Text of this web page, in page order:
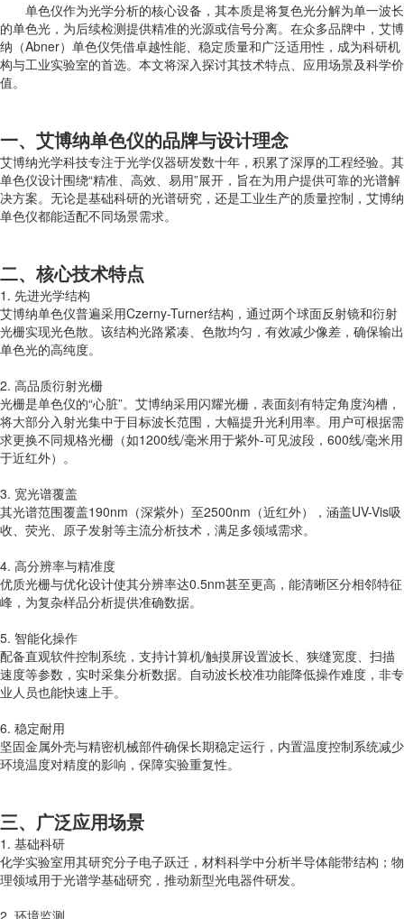
单色仪作为光学分析的核心设备，其本质是将复色光分解为单一波长
的单色光，为后续检测提供精准的光源或信号分离。在众多品牌中，艾博
纳（Abner）单色仪凭借卓越性能、稳定质量和广泛适用性，成为科研机
构与工业实验室的首选。本文将深入探讨其技术特点、应用场景及科学价
值。
一、艾博纳单色仪的品牌与设计理念
艾博纳光学科技专注于光学仪器研发数十年，积累了深厚的工程经验。其
单色仪设计围绕“精准、高效、易用”展开，旨在为用户提供可靠的光谱解
决方案。无论是基础科研的光谱研究，还是工业生产的质量控制，艾博纳
单色仪都能适配不同场景需求。
二、核心技术特点
1. 先进光学结构
艾博纳单色仪普遍采用Czerny-Turner结构，通过两个球面反射镜和衍射
光栅实现光色散。该结构光路紧凑、色散均匀，有效减少像差，确保输出
单色光的高纯度。
2. 高品质衍射光栅
光栅是单色仪的“心脏”。艾博纳采用闪耀光栅，表面刻有特定角度沟槽，
将大部分入射光集中于目标波长范围，大幅提升光利用率。用户可根据需
求更换不同规格光栅（如1200线/毫米用于紫外-可见波段，600线/毫米用
于近红外）。
3. 宽光谱覆盖
其光谱范围覆盖190nm（深紫外）至2500nm（近红外），涵盖UV-Vis吸
收、荧光、原子发射等主流分析技术，满足多领域需求。
4. 高分辨率与精准度
优质光栅与优化设计使其分辨率达0.5nm甚至更高，能清晰区分相邻特征
峰，为复杂样品分析提供准确数据。
5. 智能化操作
配备直观软件控制系统，支持计算机/触摸屏设置波长、狭缝宽度、扫描
速度等参数，实时采集分析数据。自动波长校准功能降低操作难度，非专
业人员也能快速上手。
6. 稳定耐用
坚固金属外壳与精密机械部件确保长期稳定运行，内置温度控制系统减少
环境温度对精度的影响，保障实验重复性。
三、广泛应用场景
1. 基础科研
化学实验室用其研究分子电子跃迁，材料科学中分析半导体能带结构；物
理领域用于光谱学基础研究，推动新型光电器件研发。